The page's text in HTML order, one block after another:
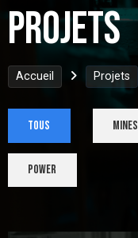
Projets
Accueil Projets
tous Mines
Power